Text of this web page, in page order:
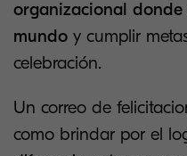
organizacional
mundo y cumplir
celebración.
Un correo de
como brindar por el